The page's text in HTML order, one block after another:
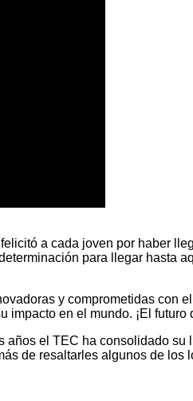
a cada joven por haber
para llegar hasta
y comprometidas con
en el mundo. ¡El
el TEC ha consolidado
de resaltarles algunos de